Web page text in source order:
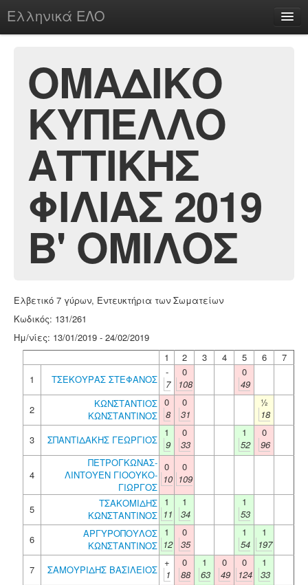
Ελληνικά ΕΛΟ
chesstu.be @ discord
Login
OMAΔΙΚΟ
ΚΥΠΕΛΛΟ
ΑΤΤΙΚΗΣ
ΦΙΛΙΑΣ 2019
Β' ΟΜΙΛΟΣ
Ελβετικό 7 γύρων, Εντευκτήρια των Σωματείων
Κωδικός: 131/261
Ημ/νίες: 13/01/2019 - 24/02/2019
1
2 3 4 5 6
7
1
ΤΣΕΚΟΥΡΑΣ ΣΤΕΦΑΝΟΣ
-
7
0
108
0
49
2
ΚΩΝΣΤΑΝΤΙΟΣ
ΚΩΝΣΤΑΝΤΙΝΟΣ
0
8
0
31
½
18
3
ΣΠΑΝΤΙΔΑΚΗΣ ΓΕΩΡΓΙΟΣ
1
9
0
33
1
52
0
96
4
ΠΕΤΡΟΓΚΩΝΑΣ-
ΛΙΝΤΟΥΕΝ ΓΙΟΟΥΚΟ-
ΓΙΩΡΓΟΣ
0
10
0
109
5
ΤΣΑΚΟΜΙΔΗΣ
ΚΩΝΣΤΑΝΤΙΝΟΣ
1
11
1
34
1
53
6
ΑΡΓΥΡΟΠΟΥΛΟΣ
ΚΩΝΣΤΑΝΤΙΝΟΣ
1
12
0
35
1
54
1
197
7
ΣΑΜΟΥΡΙΔΗΣ ΒΑΣΙΛΕΙΟΣ
+
1
0
88
1
63
0
49
0
124
1
33